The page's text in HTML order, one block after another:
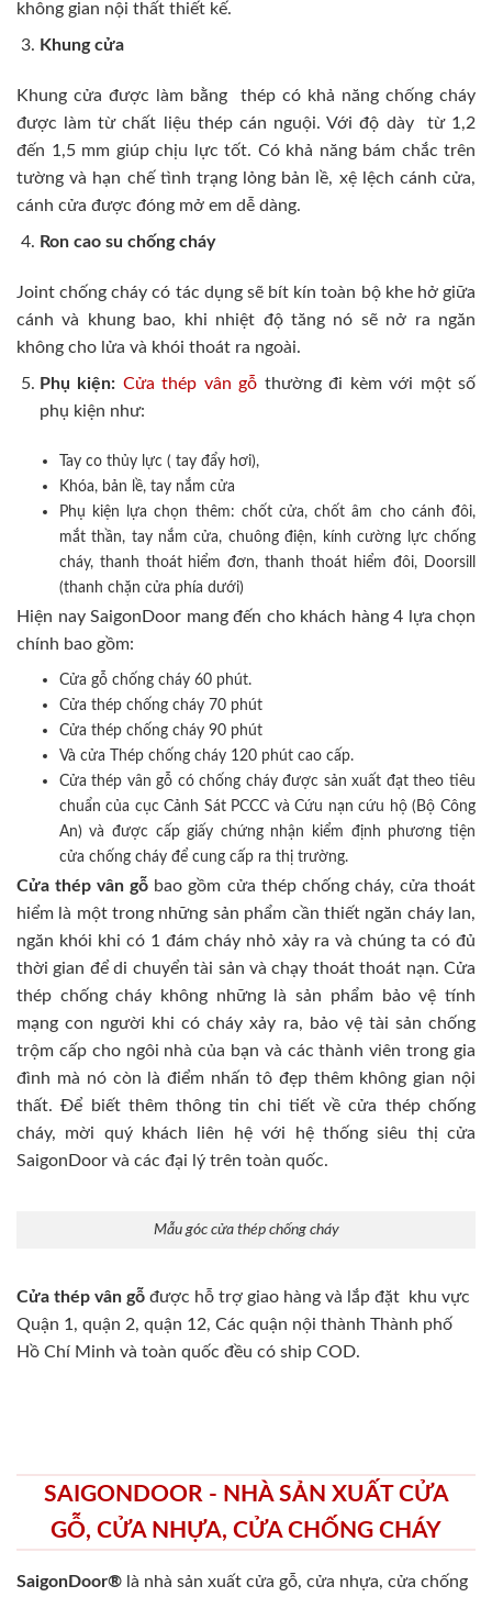
không gian nội thất thiết kế.
Khung cửa
Khung cửa được làm bằng thép có khả năng chống cháy
được làm từ chất liệu thép cán nguội. Với độ dày từ 1,2
đến 1,5 mm giúp chịu lực tốt. Có khả năng bám chắc trên
tường và hạn chế tình trạng lỏng bản lề, xệ lệch cánh cửa,
cánh cửa được đóng mở em dễ dàng.
Ron cao su chống cháy
Joint chống cháy có tác dụng sẽ bít kín toàn bộ khe hở giữa
cánh và khung bao, khi nhiệt độ tăng nó sẽ nở ra ngăn
không cho lửa và khói thoát ra ngoài.
Phụ kiện: Cửa thép vân gỗ thường đi kèm với một số
phụ kiện như:
Tay co thủy lực ( tay đẩy hơi),
Khóa, bản lề, tay nắm cửa
Phụ kiện lựa chọn thêm: chốt cửa, chốt âm cho cánh đôi,
mắt thần, tay nắm cửa, chuông điện, kính cường lực chống
cháy, thanh thoát hiểm đơn, thanh thoát hiểm đôi, Doorsill
(thanh chặn cửa phía dưới)
Hiện nay SaigonDoor mang đến cho khách hàng 4 lựa chọn
chính bao gồm:
Cửa gỗ chống cháy 60 phút.
Cửa thép chống cháy 70 phút
Cửa thép chống cháy 90 phút
Và cửa Thép chống cháy 120 phút cao cấp.
Cửa thép vân gỗ có chống cháy được sản xuất đạt theo tiêu
chuẩn của cục Cảnh Sát PCCC và Cứu nạn cứu hộ (Bộ Công
An) và được cấp giấy chứng nhận kiểm định phương tiện
cửa chống cháy để cung cấp ra thị trường.
Cửa thép vân gỗ bao gồm cửa thép chống cháy, cửa thoát
hiểm là một trong những sản phẩm cần thiết ngăn cháy lan,
ngăn khói khi có 1 đám cháy nhỏ xảy ra và chúng ta có đủ
thời gian để di chuyển tài sản và chạy thoát thoát nạn. Cửa
thép chống cháy không những là sản phẩm bảo vệ tính
mạng con người khi có cháy xảy ra, bảo vệ tài sản chống
trộm cấp cho ngôi nhà của bạn và các thành viên trong gia
đình mà nó còn là điểm nhấn tô đẹp thêm không gian nội
thất. Để biết thêm thông tin chi tiết về cửa thép chống
cháy, mời quý khách liên hệ với hệ thống siêu thị cửa
SaigonDoor và các đại lý trên toàn quốc.
Mẫu góc cửa thép chống cháy
Cửa thép vân gỗ được hỗ trợ giao hàng và lắp đặt khu vực
Quận 1, quận 2, quận 12, Các quận nội thành Thành phố
Hồ Chí Minh và toàn quốc đều có ship COD.
SAIGONDOOR - NHÀ SẢN XUẤT CỬA
GỖ, CỬA NHỰA, CỬA CHỐNG CHÁY
SaigonDoor® là nhà sản xuất cửa gỗ, cửa nhựa, cửa chống